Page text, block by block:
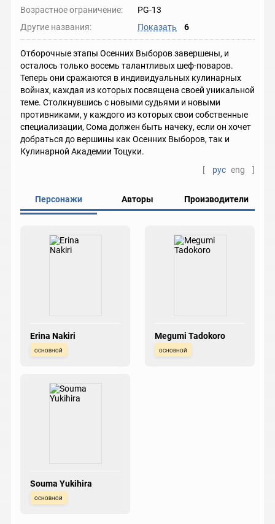
Возрастное ограничение:
PG-13
Другие названия:
Показать 6
Отборочные этапы Осенних Выборов завершены, и
осталось только восемь талантливых шеф-поваров.
Теперь они сражаются в индивидуальных кулинарных
войнах, каждая из которых посвящена своей уникальной
теме. Столкнувшись с новыми судьями и новыми
противниками, у каждого из которых свои собственные
специализации, Сома должен быть начеку, если он хочет
добраться до вершины как Осенних Выборов, так и
Кулинарной Академии Тоцуки.
[
рус eng ]
Персонажи Авторы Производители
Erina Nakiri
основной
Megumi Tadokoro
основной
Souma Yukihira
основной